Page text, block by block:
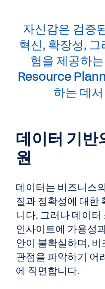
자신감은 검증
혁신, 확장성,
험을 제공하
Resource
하는 데
데이터 기반
원
데이터는 비즈니스
질과 정확성에 대한
니다. 그러나 데이
인사이트에 가용성
안이 불확실하며,
관점을 파악하기 어
에 직면합니다.